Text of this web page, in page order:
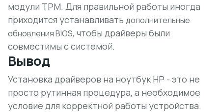
модули TPM. Для правильной работы иногда
приходится устанавливать дополнительные
обновления BIOS, чтобы драйверы были
совместимы с системой.
Вывод
Установка драйверов на ноутбук HP - это не
просто рутинная процедура, а необходимое
условие для корректной работы устройства.